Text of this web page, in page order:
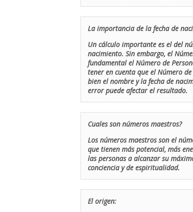
La importancia de la fecha de
Un cálculo importante es el del
nacimiento. Sin embargo, el
fundamental el Número de
tener en cuenta que el Número
bien el nombre y la fecha de
error puede afectar el resultado.
Cuales son números maestros?
Los números maestros son el
que tienen más potencial, más
las personas a alcanzar su
conciencia y de espiritualidad.
El origen: